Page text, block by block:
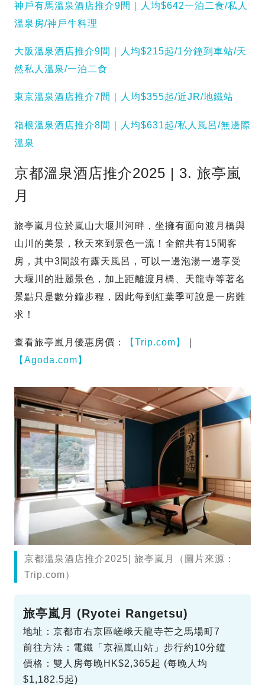
神戶有馬溫泉酒店推介9間｜人均$642一泊二食/私人
溫泉房/神戶牛料理
大阪溫泉酒店推介9間｜人均$215起/1分鐘到車站/天
然私人溫泉/一泊二食
東京溫泉酒店推介7間｜人均$355起/近JR/地鐵站
箱根溫泉酒店推介8間｜人均$631起/私人風呂/無邊際
溫泉
京都溫泉酒店推介2025 | 3. 旅亭嵐
月
旅亭嵐月位於嵐山大堰川河畔，坐擁有面向渡月橋與
山川的美景，秋天來到景色一流！全館共有15間客
房，其中3間設有露天風呂，可以一邊泡湯一邊享受
大堰川的壯麗景色，加上距離渡月橋、天龍寺等著名
景點只是數分鐘步程，因此每到紅葉季可說是一房難
求！
查看旅亭嵐月優惠房價： 【Trip.com】
【Agoda.com】
京都溫泉酒店推介2025| 旅亭嵐月（圖片來源：
Trip.com）
旅亭嵐月 (Ryotei Rangetsu)
地址：京都市右京區嵯峨天龍寺芒之馬場町7
前往方法：電鐵「京福嵐山站」步行約10分鐘
價格：雙人房每晚HK$2,365起 (每晚人均
$1,182.5起)